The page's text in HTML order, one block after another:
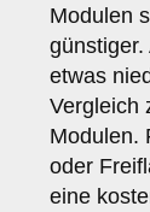
Modulen
etwas
Vergleich
Modulen.
oder
eine